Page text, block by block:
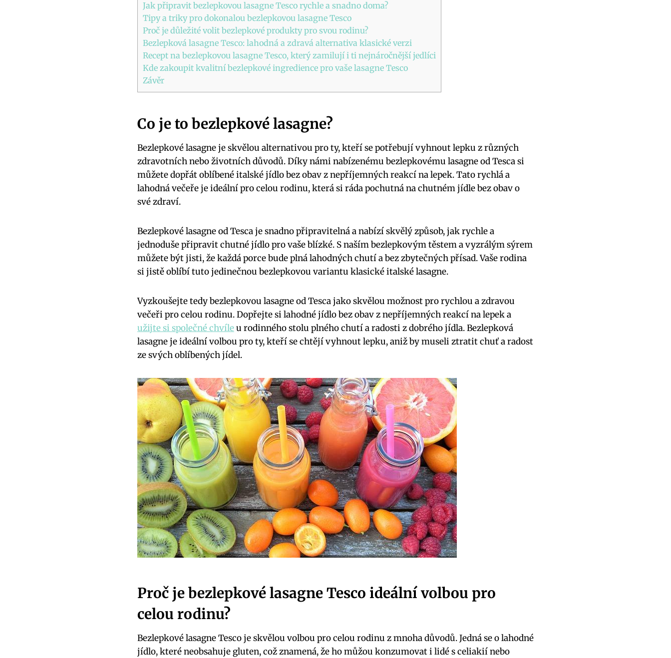
Jak připravit bezlepkovou ‌lasagne Tesco rychle a snadno doma?
Tipy ⁤a triky pro dokonalou bezlepkovou lasagne Tesco
Proč ​je důležité volit bezlepkové produkty pro svou rodinu?
Bezlepková lasagne Tesco: lahodná a zdravá alternativa klasické verzi
Recept na⁢ bezlepkovou lasagne Tesco, ​který zamilují i ⁢ti⁢ nejnáročnější jedlíci
Kde ⁢zakoupit kvalitní bezlepkové ingredience pro​ vaše ⁤lasagne Tesco
Závěr
Co⁤ je ‌to ‌bezlepkové lasagne?
Bezlepkové lasagne je skvělou alternativou ⁣pro ty, kteří se potřebují vyhnout⁤ lepku z různých‌
zdravotních nebo životních důvodů. Díky námi ⁢nabízenému⁢ bezlepkovému lasagne od Tesca si
můžete dopřát oblíbené⁤ italské jídlo bez obav z nepříjemných reakcí na lepek. Tato‌ rychlá a
lahodná večeře je‌ ideální⁤ pro celou⁢ rodinu, ⁢která si ráda pochutná na chutném jídle bez obav ‍o
své zdraví.
Bezlepkové lasagne od Tesca je snadno‌ připravitelná a‍ nabízí⁣ skvělý způsob, ⁣jak rychle ​a
jednoduše připravit chutné jídlo pro vaše⁢ blízké. S naším bezlepkovým ​těstem a vyzrálým sýrem
můžete být jisti, že každá ⁤porce bude plná lahodných chutí⁤ a bez zbytečných přísad. Vaše rodina
si jistě oblíbí⁣ tuto jedinečnou​ bezlepkovou variantu klasické ⁤italské lasagne.
Vyzkoušejte tedy bezlepkovou lasagne⁣ od ‌Tesca ‌jako skvělou⁤ možnost ⁢pro ⁣rychlou a zdravou
večeři pro‍ celou rodinu. Dopřejte si lahodné jídlo bez obav z nepříjemných reakcí na lepek a
užijte si společné chvíleu rodinného stolu plného chutí a radosti ⁣z dobrého ⁤jídla. Bezlepková
lasagne je ideální‌ volbou pro ty, kteří⁣ se ‌chtějí vyhnout lepku, aniž by museli ztratit chuť a radost
ze svých oblíbených jídel.
Proč je bezlepkové lasagne Tesco ideální ​volbou pro
celou rodinu?
Bezlepkové lasagne Tesco je skvělou volbou pro ⁤celou ⁤rodinu z mnoha důvodů.⁣ Jedná ‌se o lahodné
jídlo,⁢ které neobsahuje gluten, což znamená, že ho můžou konzumovat i lidé s ‌celiakií nebo